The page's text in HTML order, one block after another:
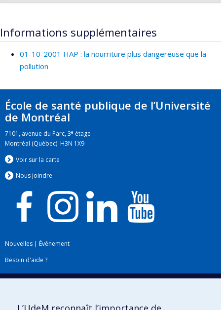
Co-chercheurs :
Adolf Vyskocil
Sources de financement :IRSST/Institut de recherche
Robert-Sauvé en santé et en sécurité du travail
Programmes de subvention :
Informations supplémentaires
01-10-2001 HAP : la nourriture plus dangereuse que la
pollution
École de santé publique de l’Université
de Montréal
7101, avenue du Parc, 3e étage
Montréal (Québec) H3N 1X9
Voir sur la carte
Nous joindre
Nouvelles | Événement
Besoin d'aide ?
Plan du site|Accessibilité